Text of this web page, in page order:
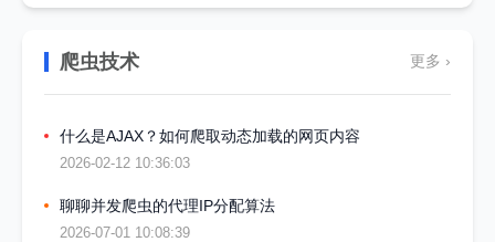
爬虫技术 更多 ›
什么是AJAX？如何爬取动态加载的网页内容
2026-02-12 10:36:03
聊聊并发爬虫的代理IP分配算法
2026-07-01 10:08:39